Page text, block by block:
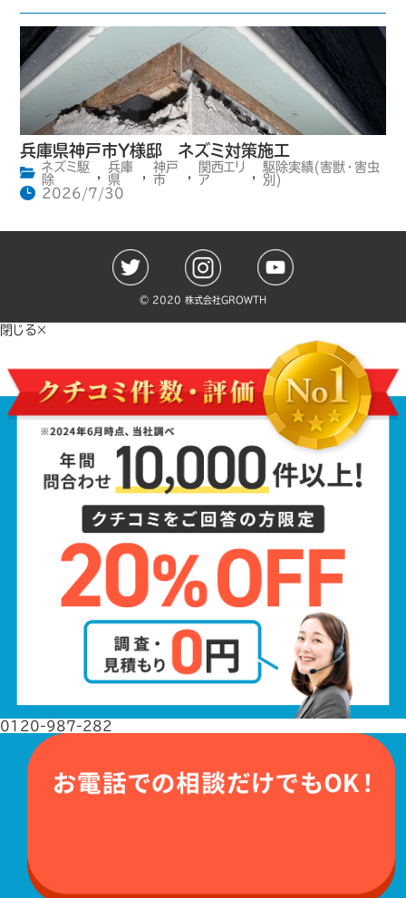
兵庫県神戸市Y様邸 ネズミ対策施工
ネズミ駆
除
兵庫
県
神戸
市
関西エリ
ア
駆除実績(害獣・害虫
別)
2026/7/30
©️ 2020 株式会社GROWTH
閉じる×
0120-987-282